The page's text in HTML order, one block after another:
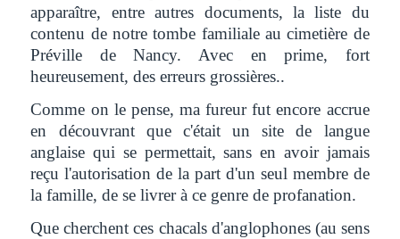
apparaître, entre autres documents, la liste du
contenu de notre tombe familiale au cimetière de
Préville de Nancy. Avec en prime, fort
heureusement, des erreurs grossières..
Comme on le pense, ma fureur fut encore accrue
en découvrant que c'était un site de langue
anglaise qui se permettait, sans en avoir jamais
reçu l'autorisation de la part d'un seul membre de
la famille, de se livrer à ce genre de profanation.
Que cherchent ces chacals d'anglophones (au sens